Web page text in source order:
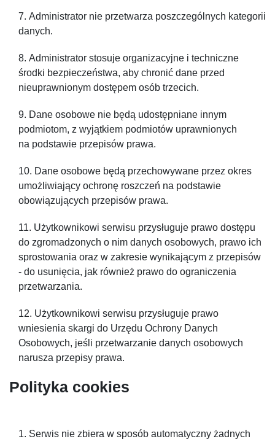
Administrator nie przetwarza poszczególnych kategorii
danych.
Administrator stosuje organizacyjne i techniczne
środki bezpieczeństwa, aby chronić dane przed
nieuprawnionym dostępem osób trzecich.
Dane osobowe nie będą udostępniane innym
podmiotom, z wyjątkiem podmiotów uprawnionych
na podstawie przepisów prawa.
Dane osobowe będą przechowywane przez okres
umożliwiający ochronę roszczeń na podstawie
obowiązujących przepisów prawa.
Użytkownikowi serwisu przysługuje prawo dostępu
do zgromadzonych o nim danych osobowych, prawo ich
sprostowania oraz w zakresie wynikającym z przepisów
- do usunięcia, jak również prawo do ograniczenia
przetwarzania.
Użytkownikowi serwisu przysługuje prawo
wniesienia skargi do Urzędu Ochrony Danych
Osobowych, jeśli przetwarzanie danych osobowych
narusza przepisy prawa.
Polityka cookies
Serwis nie zbiera w sposób automatyczny żadnych